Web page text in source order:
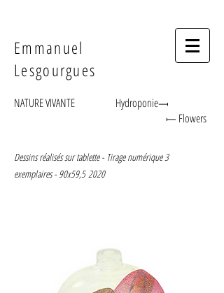
Emmanuel
Lesgourgues
NATURE VIVANTE
Hydroponie⟞
⟝ Flowers
Dessins réalisés sur tablette - Tirage numérique 3
exemplaires - 90x59,52020